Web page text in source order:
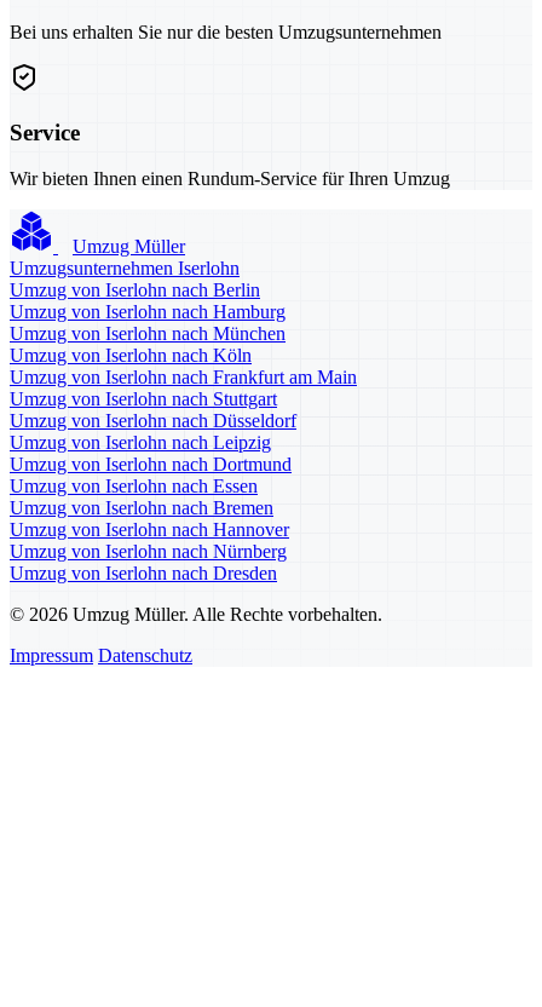
Bei uns erhalten Sie nur die besten Umzugsunternehmen
Service
Wir bieten Ihnen einen Rundum-Service für Ihren Umzug
Umzug Müller
Umzugsunternehmen Iserlohn
Umzug von Iserlohn nach Berlin
Umzug von Iserlohn nach Hamburg
Umzug von Iserlohn nach München
Umzug von Iserlohn nach Köln
Umzug von Iserlohn nach Frankfurt am Main
Umzug von Iserlohn nach Stuttgart
Umzug von Iserlohn nach Düsseldorf
Umzug von Iserlohn nach Leipzig
Umzug von Iserlohn nach Dortmund
Umzug von Iserlohn nach Essen
Umzug von Iserlohn nach Bremen
Umzug von Iserlohn nach Hannover
Umzug von Iserlohn nach Nürnberg
Umzug von Iserlohn nach Dresden
© 2026 Umzug Müller. Alle Rechte vorbehalten.
Impressum Datenschutz